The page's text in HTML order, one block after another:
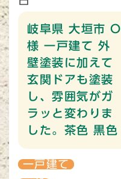
岐阜県 大垣市 O
様 一戸建て 外
壁塗装に加えて
玄関ドアも塗装
し、雰囲気がガ
ラッと変わりま
した。茶色 黒色
一戸建て